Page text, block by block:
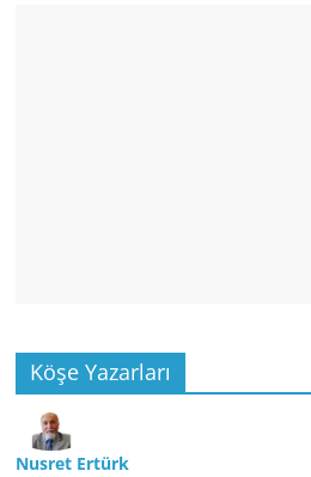
Köşe Yazarları
Nusret Ertürk